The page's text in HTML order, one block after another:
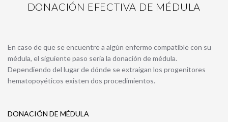
DONACIÓN EFECTIVA DE MÉDULA
En caso de que se encuentre a algún enfermo compatible con su
médula, el siguiente paso sería la donación de médula.
Dependiendo del lugar de dónde se extraigan los progenitores
hematopoyéticos existen dos procedimientos.
DONACIÓN DE MÉDULA